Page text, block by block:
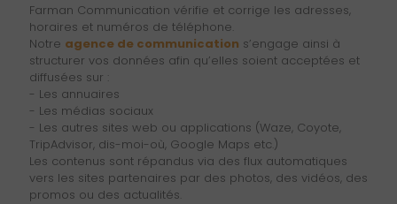
Farman Communication vérifie et corrige les adresses,
horaires et numéros de téléphone.
Notre agence de communication s’engage ainsi à
structurer vos données afin qu’elles soient acceptées et
diffusées sur :
- Les annuaires
- Les médias sociaux
- Les autres sites web ou applications (Waze, Coyote,
TripAdvisor, dis-moi-où, Google Maps etc.)
Les contenus sont répandus via des flux automatiques
vers les sites partenaires par des photos, des vidéos, des
promos ou des actualités.